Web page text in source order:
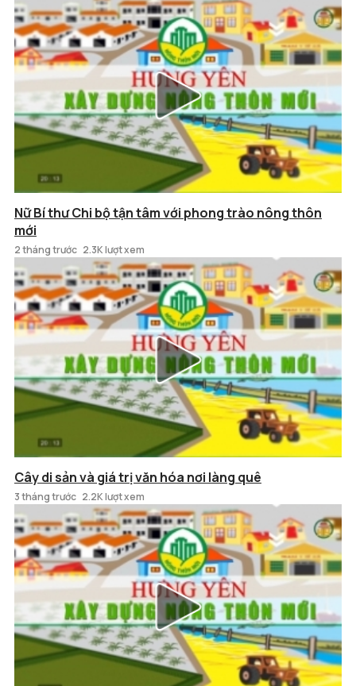
Nữ Bí thư Chi bộ tận tâm với phong trào nông thôn
mới
2 tháng trước 2.3K lượt xem
Cây di sản và giá trị văn hóa nơi làng quê
3 tháng trước 2.2K lượt xem